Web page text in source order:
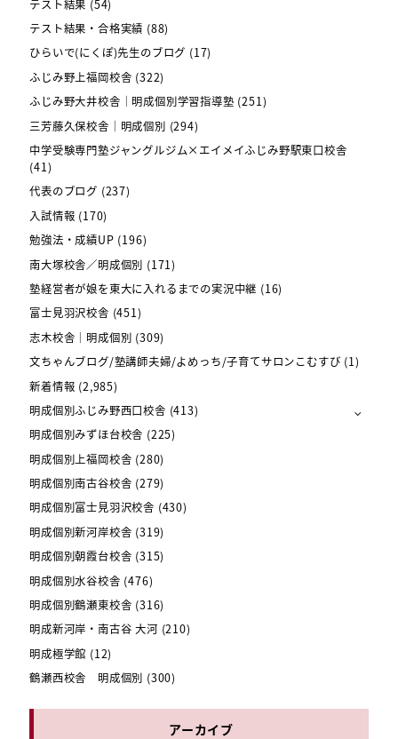
テスト結果 (54)
テスト結果・合格実績 (88)
ひらいで(にくぽ)先生のブログ (17)
ふじみ野上福岡校舎 (322)
ふじみ野大井校舎｜明成個別学習指導塾 (251)
三芳藤久保校舎｜明成個別 (294)
中学受験専門塾ジャングルジム×エイメイふじみ野駅東口校舎
(41)
代表のブログ (237)
入試情報 (170)
勉強法・成績UP (196)
南大塚校舎／明成個別 (171)
塾経営者が娘を東大に入れるまでの実況中継 (16)
富士見羽沢校舎 (451)
志木校舎｜明成個別 (309)
文ちゃんブログ/塾講師夫婦/よめっち/子育てサロンこむすび (1)
新着情報 (2,985)
明成個別ふじみ野西口校舎 (413)
明成個別みずほ台校舎 (225)
明成個別上福岡校舎 (280)
明成個別南古谷校舎 (279)
明成個別富士見羽沢校舎 (430)
明成個別新河岸校舎 (319)
明成個別朝霞台校舎 (315)
明成個別水谷校舎 (476)
明成個別鶴瀬東校舎 (316)
明成新河岸・南古谷 大河 (210)
明成極学館 (12)
鶴瀬西校舎 明成個別 (300)
アーカイブ